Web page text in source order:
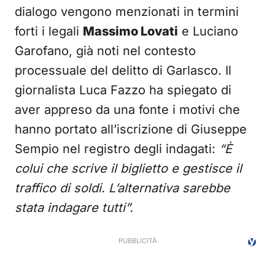
dialogo vengono menzionati in termini
forti i legali Massimo Lovati e Luciano
Garofano, già noti nel contesto
processuale del delitto di Garlasco. Il
giornalista Luca Fazzo ha spiegato di
aver appreso da una fonte i motivi che
hanno portato all’iscrizione di Giuseppe
Sempio nel registro degli indagati: “È
colui che scrive il biglietto e gestisce il
traffico di soldi. L’alternativa sarebbe
stata indagare tutti”.